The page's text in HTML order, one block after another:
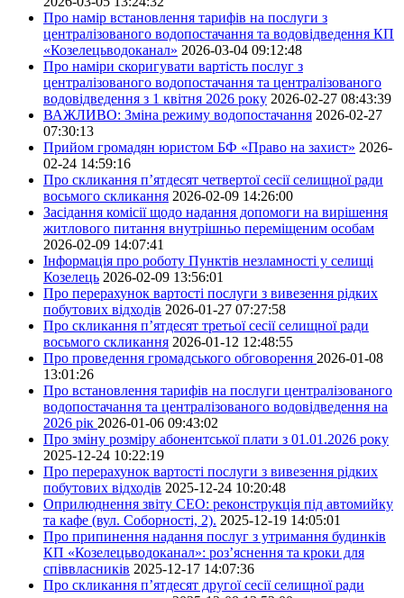
Про намір встановлення тарифів на послуги з
централізованого водопостачання та водовідведення КП
«Козелецьводоканал» 2026-03-04 09:12:48
Про наміри скоригувати вартість послуг з
централізованого водопостачання та централізованого
водовідведення з 1 квітня 2026 року 2026-02-27 08:43:39
ВАЖЛИВО: Зміна режиму водопостачання 2026-02-27
07:30:13
Прийом громадян юристом БФ «Право на захист» 2026-
02-24 14:59:16
Про скликання п’ятдесят четвертої сесії селищної ради
восьмого скликання 2026-02-09 14:26:00
Засідання комісії щодо надання допомоги на вирішення
житлового питання внутрішньо переміщеним особам
2026-02-09 14:07:41
Інформація про роботу Пунктів незламності у селищі
Козелець 2026-02-09 13:56:01
Про перерахунок вартості послуги з вивезення рідких
побутових відходів 2026-01-27 07:27:58
Про скликання п’ятдесят третьої сесії селищної ради
восьмого скликання 2026-01-12 12:48:55
Про проведення громадського обговорення 2026-01-08
13:01:26
Про встановлення тарифів на послуги централізованого
водопостачання та централізованого водовідведення на
2026 рік 2026-01-06 09:43:02
Про зміну розміру абонентської плати з 01.01.2026 року
2025-12-24 10:22:19
Про перерахунок вартості послуги з вивезення рідких
побутових відходів 2025-12-24 10:20:48
Оприлюднення звіту СЕО: реконструкція під автомийку
та кафе (вул. Соборності, 2). 2025-12-19 14:05:01
Про припинення надання послуг з утримання будинків
КП «Козелецьводоканал»: роз’яснення та кроки для
співвласників 2025-12-17 14:07:36
Про скликання п’ятдесят другої сесії селищної ради